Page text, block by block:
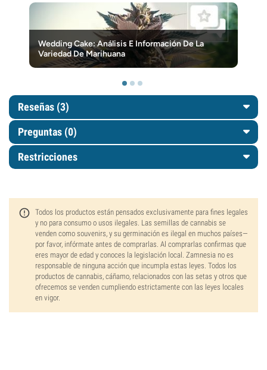
Wedding Cake: Análisis E Información De La
Variedad De Marihuana
Reseñas (3)
Preguntas (0)
Restricciones
Todos los productos están pensados exclusivamente para fines legales
y no para consumo o usos ilegales. Las semillas de cannabis se
venden como souvenirs, y su germinación es ilegal en muchos países—
por favor, infórmate antes de comprarlas. Al comprarlas confirmas que
eres mayor de edad y conoces la legislación local. Zamnesia no es
responsable de ninguna acción que incumpla estas leyes. Todos los
productos de cannabis, cáñamo, relacionados con las setas y otros que
ofrecemos se venden cumpliendo estrictamente con las leyes locales
en vigor.